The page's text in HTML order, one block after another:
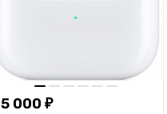
5 000 ₽